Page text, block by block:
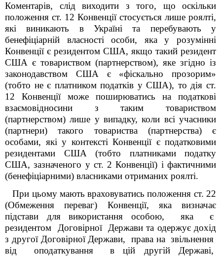
Коментарів, слід виходити з того, що оскільки
положення ст. 12 Конвенції стосується лише роялті,
які виникають в Україні та перебувають у
бенефіціарній власності особи, яка у розумінні
Конвенції є резидентом США, якщо такий резидент
США є товариством (партнерством), яке згідно із
законодавством США є «фіскально прозорим»
(тобто не є платником податків у США), то дія ст.
12 Конвенції може поширюватись на податкові
взаємовідносини з таким товариством
(партнерством) лише у випадку, коли всі учасники
(партнери) такого товариства (партнерства) є
особами, які у контексті Конвенції є податковими
резидентами США (тобто платниками податку
США, зазначеного у ст. 2 Конвенції) і фактичними
(бенефіціарними) власниками отриманих роялті.
При цьому мають враховуватись положення ст. 22
(Обмеження переваг) Конвенції, яка визначає
підстави для використання особою, яка є
резидентом Договірної Держави та одержує дохід
з другої Договірної Держави, права на звільнення
від оподаткування в цій другій Державі,